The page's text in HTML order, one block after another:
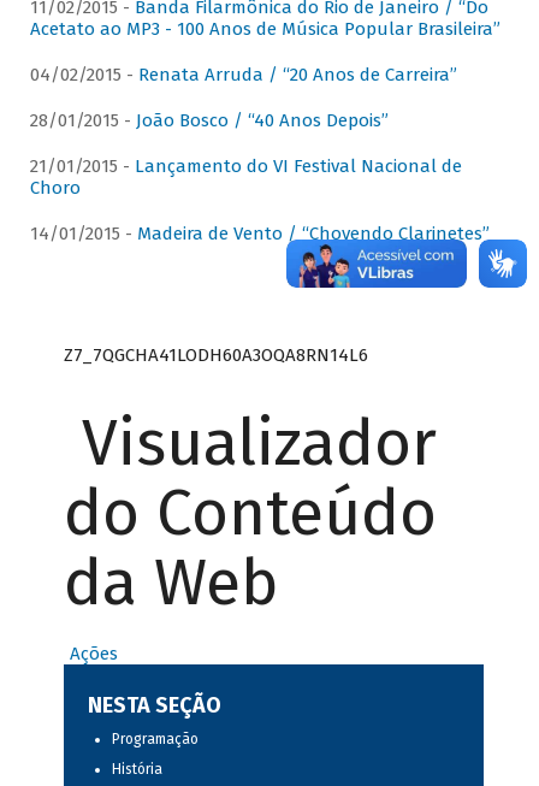
11/02/2015 - Banda Filarmônica do Rio de Janeiro / “Do
Acetato ao MP3 - 100 Anos de Música Popular Brasileira”
04/02/2015 - Renata Arruda / “20 Anos de Carreira”
28/01/2015 - João Bosco / “40 Anos Depois”
21/01/2015 - Lançamento do VI Festival Nacional de
Choro
14/01/2015 - Madeira de Vento / “Chovendo Clarinetes”
Z7_7QGCHA41LODH60A3OQA8RN14L6
Visualizador
do Conteúdo
da Web
Ações
NESTA SEÇÃO
Programação
História